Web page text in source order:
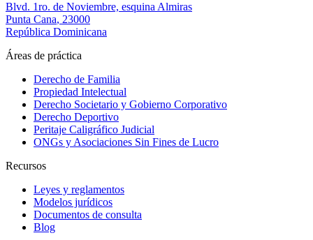
Blvd. 1ro. de Noviembre, esquina Almiras
Punta Cana, 23000
República Dominicana
Áreas de práctica
Derecho de Familia
Propiedad Intelectual
Derecho Societario y Gobierno Corporativo
Derecho Deportivo
Peritaje Caligráfico Judicial
ONGs y Asociaciones Sin Fines de Lucro
Recursos
Leyes y reglamentos
Modelos jurídicos
Documentos de consulta
Blog